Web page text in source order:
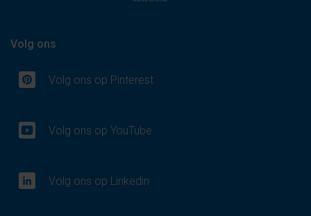
Volg ons
Volg ons op Pinterest
Volg ons op YouTube
Volg ons op Linkedin